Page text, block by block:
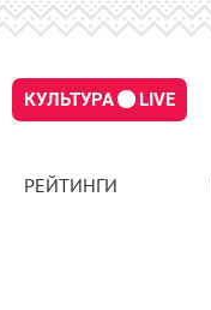
КУЛЬТУРА LIVE
РЕЙТИНГИ